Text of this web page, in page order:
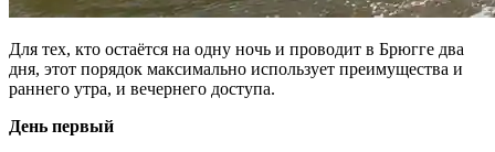
Для тех, кто остаётся на одну ночь и проводит в Брюгге два
дня, этот порядок максимально использует преимущества и
раннего утра, и вечернего доступа.
День первый